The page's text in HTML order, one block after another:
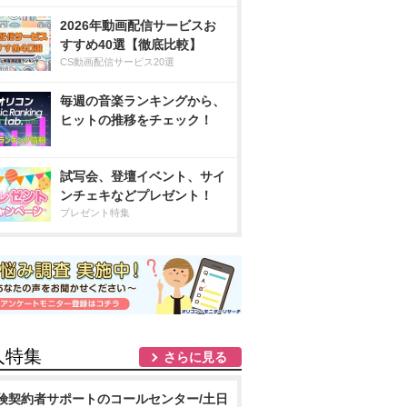
2026年動画配信サービスお
すすめ40選【徹底比較】
CS動画配信サービス20選
毎週の音楽ランキングから、
ヒットの推移をチェック！
試写会、登壇イベント、サイ
ンチェキなどプレゼント！
プレゼント特集
特集 さらに見る
契約者サポートのコールセンター/土日